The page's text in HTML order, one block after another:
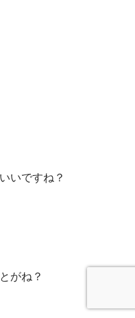
いですね？
がね？